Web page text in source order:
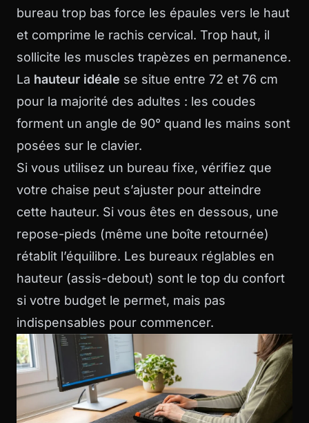
bureau trop bas force les épaules vers le haut
et comprime le rachis cervical. Trop haut, il
sollicite les muscles trapèzes en permanence.
La hauteur idéale se situe entre 72 et 76 cm
pour la majorité des adultes : les coudes
forment un angle de 90° quand les mains sont
posées sur le clavier.
Si vous utilisez un bureau fixe, vérifiez que
votre chaise peut s’ajuster pour atteindre
cette hauteur. Si vous êtes en dessous, une
repose-pieds (même une boîte retournée)
rétablit l’équilibre. Les bureaux réglables en
hauteur (assis-debout) sont le top du confort
si votre budget le permet, mais pas
indispensables pour commencer.